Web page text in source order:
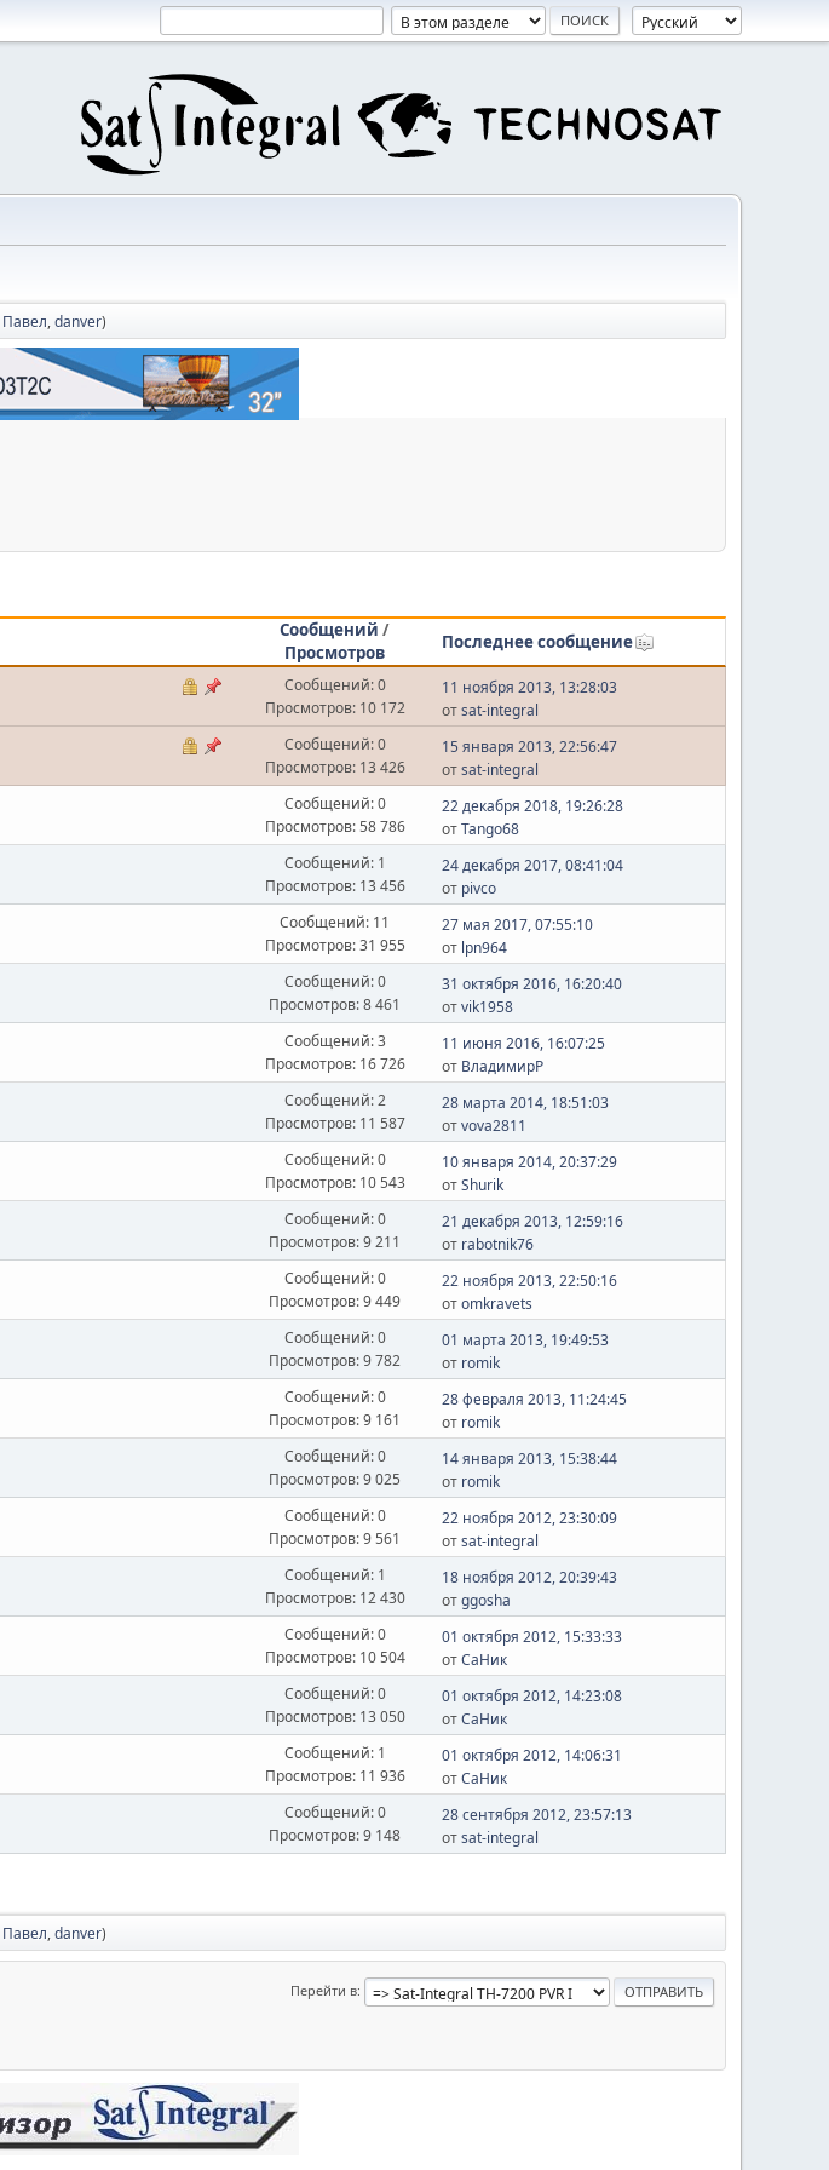
Павел,danver)
Сообщений /
Просмотров
Последнее сообщение
Сообщений: 0
Просмотров: 10 172
11 ноября 2013, 13:28:03
отsat-integral
Сообщений: 0
Просмотров: 13 426
15 января 2013, 22:56:47
отsat-integral
Сообщений: 0
Просмотров: 58 786
22 декабря 2018, 19:26:28
отTango68
Сообщений: 1
Просмотров: 13 456
24 декабря 2017, 08:41:04
от pivco
Сообщений: 11
Просмотров: 31 955
27 мая 2017, 07:55:10
от lpn964
Сообщений: 0
Просмотров: 8 461
31 октября 2016, 16:20:40
отvik1958
Сообщений: 3
Просмотров: 16 726
11 июня 2016, 16:07:25
от ВладимирР
Сообщений: 2
Просмотров: 11 587
28 марта 2014, 18:51:03
отvova2811
Сообщений: 0
Просмотров: 10 543
10 января 2014, 20:37:29
отShurik
Сообщений: 0
Просмотров: 9 211
21 декабря 2013, 12:59:16
от rabotnik76
Сообщений: 0
Просмотров: 9 449
22 ноября 2013, 22:50:16
отomkravets
Сообщений: 0
Просмотров: 9 782
01 марта 2013, 19:49:53
от romik
Сообщений: 0
Просмотров: 9 161
28 февраля 2013, 11:24:45
от romik
Сообщений: 0
Просмотров: 9 025
14 января 2013, 15:38:44
от romik
Сообщений: 0
Просмотров: 9 561
22 ноября 2012, 23:30:09
отsat-integral
Сообщений: 1
Просмотров: 12 430
18 ноября 2012, 20:39:43
отggosha
Сообщений: 0
Просмотров: 10 504
01 октября 2012, 15:33:33
отСаНик
Сообщений: 0
Просмотров: 13 050
01 октября 2012, 14:23:08
отСаНик
Сообщений: 1
Просмотров: 11 936
01 октября 2012, 14:06:31
отСаНик
Сообщений: 0
Просмотров: 9 148
28 сентября 2012, 23:57:13
отsat-integral
Павел,danver)
Перейти в